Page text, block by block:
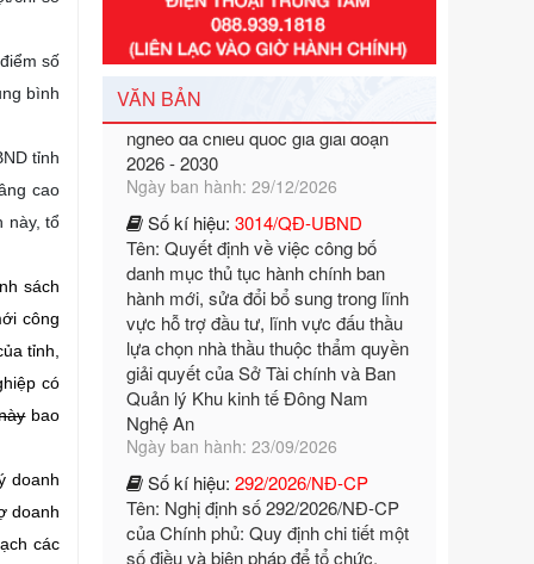
số
bình
tỉnh
cao
này, tổ
sách
công
tỉnh,
có
bao
doanh
doanh
các
VĂN BẢN
Tên: Nghị định số 351/2025/NĐ-CP
của Chính phủ: Quy định chuẩn
nghèo đa chiều quốc gia giai đoạn
2026 - 2030
Ngày ban hành: 29/12/2026
Số kí hiệu:3014/QĐ-UBND
Tên: Quyết định về việc công bố
danh mục thủ tục hành chính ban
hành mới, sửa đổi bổ sung trong lĩnh
vực hỗ trợ đầu tư, lĩnh vực đấu thầu
lựa chọn nhà thầu thuộc thẩm quyền
giải quyết của Sở Tài chính và Ban
Quản lý Khu kinh tế Đông Nam
Nghệ An
Ngày ban hành: 23/09/2026
Số kí hiệu:292/2026/NĐ-CP
Tên: Nghị định số 292/2026/NĐ-CP
của Chính phủ: Quy định chi tiết một
số điều và biện pháp để tổ chức,
hướng dẫn thi hành Luật Quản lý
ngoại thương
Ngày ban hành: 21/07/2026